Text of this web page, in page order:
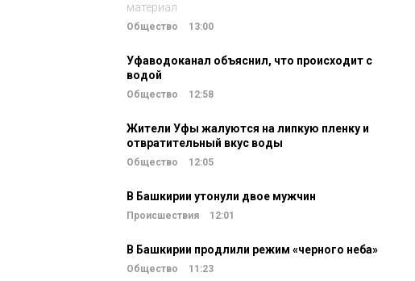
материал
Общество 13:00
Уфаводоканал объяснил, что происходит с
водой
Общество 12:58
Жители Уфы жалуются на липкую пленку и
отвратительный вкус воды
Общество 12:05
В Башкирии утонули двое мужчин
Происшествия 12:01
В Башкирии продлили режим «черного неба»
Общество 11:23